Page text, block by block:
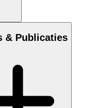
& Publicaties